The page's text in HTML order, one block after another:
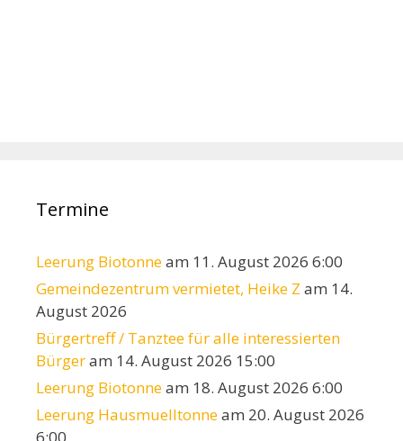
Termine
Leerung Biotonneam 11. August 2026 6:00
Gemeindezentrum vermietet, Heike Z am 14.
August 2026
Bürgertreff / Tanztee für alle interessierten
Bürgeram 14. August 2026 15:00
Leerung Biotonneam 18. August 2026 6:00
Leerung Hausmuelltonneam 20. August 2026